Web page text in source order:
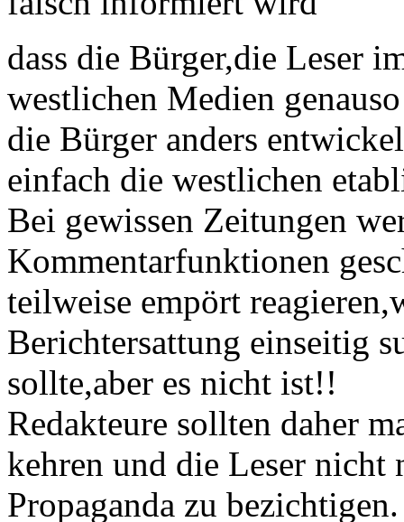
dass die Bürger,die Leser
westlichen Medien
die Bürger anders
einfach die westlichen
Bei gewissen Zeitungen
Kommentarfunktionen
teilweise empört
Berichtersattung einseitig
sollte,aber es nicht ist!!
Redakteure sollten daher
kehren und die Leser nicht
Propaganda zu bezichtigen.